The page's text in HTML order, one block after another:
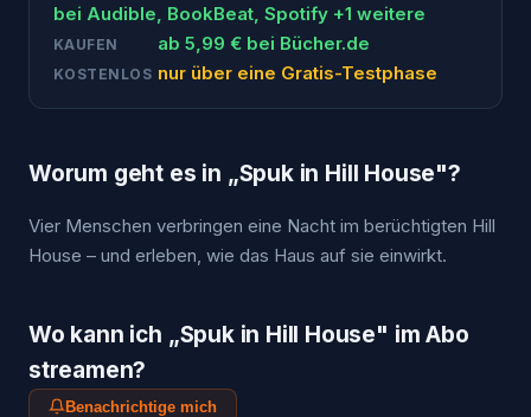
bei Audible, BookBeat, Spotify +1 weitere
KAUFEN ab 5,99 € bei Bücher.de
KOSTENLOS nur über eine Gratis-Testphase
Worum geht es in „Spuk in Hill House"?
Vier Menschen verbringen eine Nacht im berüchtigten Hill
House – und erleben, wie das Haus auf sie einwirkt.
Wo kann ich „Spuk in Hill House" im Abo
streamen?
Benachrichtige mich